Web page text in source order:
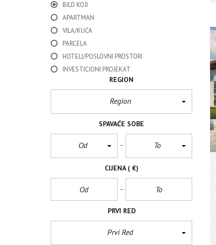
BILO KOJI
APARTMAN
VILA/KUĆA
PARCELA
HOTELI/POSLOVNI PROSTORI
INVESTICIONI PROJEKAT
REGION
Region
SPAVAĆE SOBE
Od To
CIJENA( €)
PRVI RED
Prvi Red